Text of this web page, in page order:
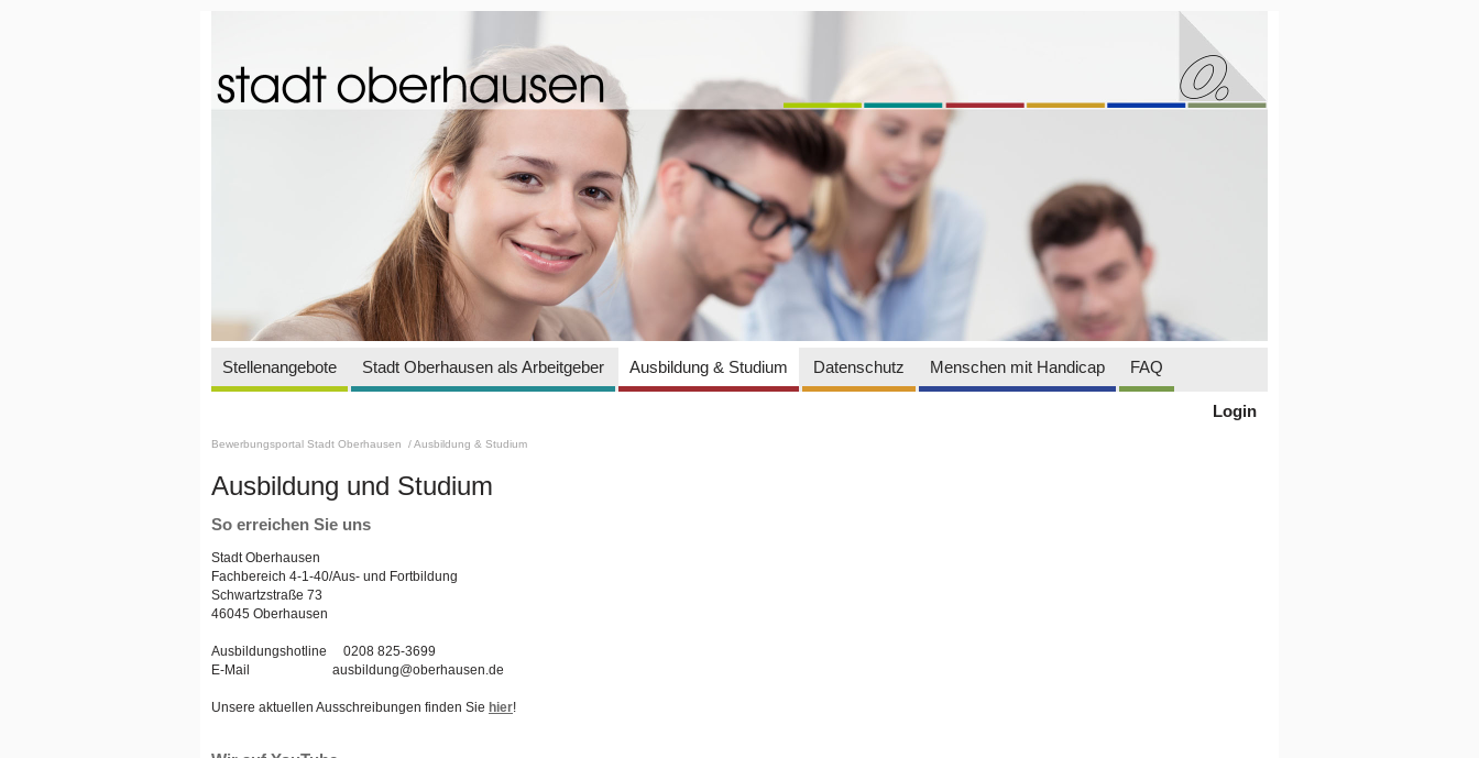
Stellenangebote Stadt Oberhausen als Arbeitgeber Ausbildung & Studium Datenschutz Menschen mit Handicap FAQ
Login
Bewerbungsportal Stadt Oberhausen / Ausbildung & Studium
Ausbildung und Studium
So erreichen Sie uns
Stadt Oberhausen
Fachbereich 4-1-40/Aus- und Fortbildung
Schwartzstraße 73
46045 Oberhausen
Ausbildungshotline 0208 825-3699
E-Mail ausbildung@oberhausen.de
Unsere aktuellen Ausschreibungen finden Sie hier!